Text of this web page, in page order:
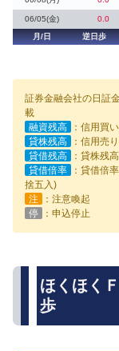
06/05(金) 0.0
月/日
逆日歩
証券金融会社の日証
載
融資残高
：信用買
貸株残高
：信用売
貸借残高
：貸株残
貸借倍率
：貸借倍
捨五入)
注
：注意喚起
停
：申込停止
ほくほく
歩